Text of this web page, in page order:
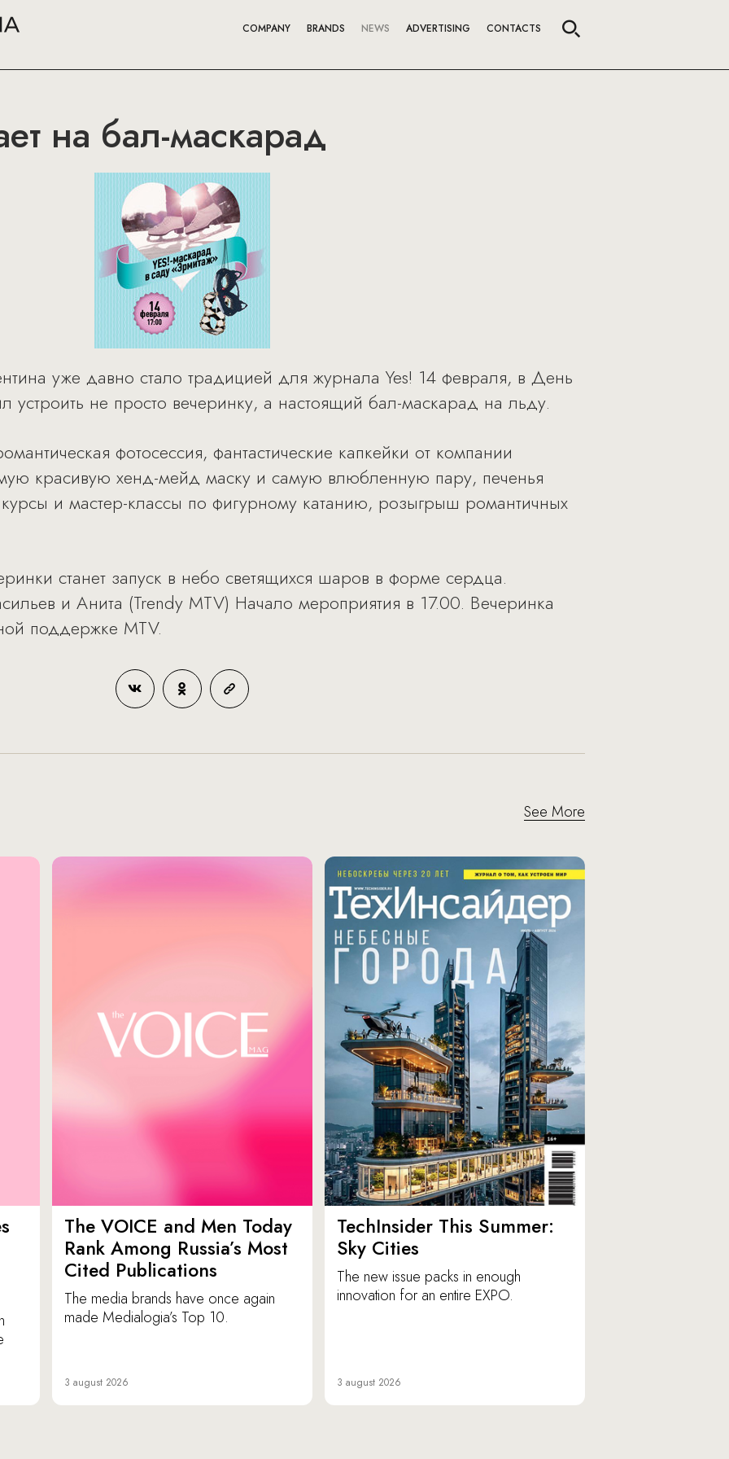
COMPANY BRANDS NEWS ADVERTISING CONTACTS
на бал-маскарад
уже давно стало традицией для журнала Yes! 14 февраля, в День
устроить не просто вечеринку, а настоящий бал-маскарад на льду.
фотосессия, фантастические капкейки от компании
красивую хенд-мейд маску и самую влюбленную пару, печенья
и мастер-классы по фигурному катанию, розыгрыш романтичных
станет запуск в небо светящихся шаров в форме сердца.
и Анита (Trendy MTV) Начало мероприятия в 17.00. Вечеринка
поддержке MTV.
See More
The VOICE and Men Today
Rank Among Russia’s Most
Cited Publications
The media brands have once again
made Medialogia’s Top 10.
3 august 2026
TechInsider This Summer:
Sky Cities
The new issue packs in enough
innovation for an entire EXPO.
3 august 2026